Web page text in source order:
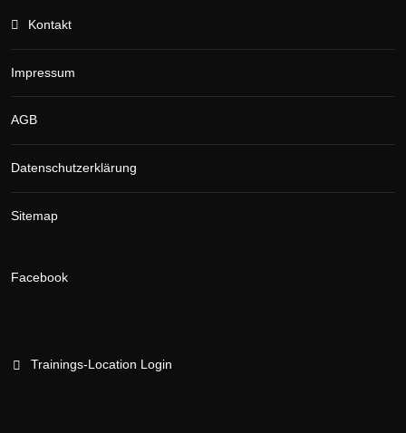
Kontakt
Impressum
AGB
Datenschutzerklärung
Sitemap
Facebook
Trainings-Location Login